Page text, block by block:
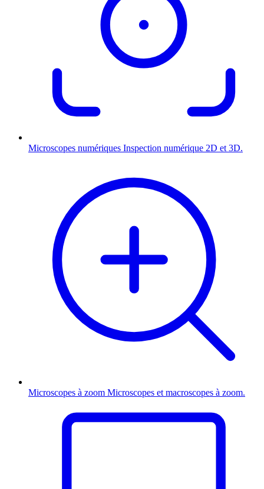
Microscopes numériques Inspection numérique 2D et 3D.
Microscopes à zoom Microscopes et macroscopes à zoom.